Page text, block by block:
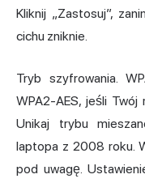
Kliknij „Zastosuj”,
cichu zniknie.
Tryb szyfrowania.
WPA2-AES, jeśli
Unikaj trybu
laptopa z 2008 roku.
pod uwagę.